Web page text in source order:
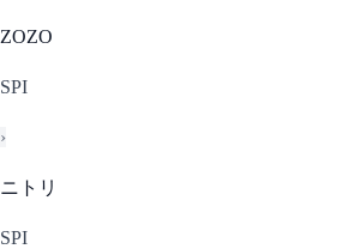
ZOZO
SPI
›
ニトリ
SPI